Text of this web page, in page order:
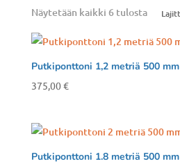
Näytetään kaikki 6 tulosta
Putkiponttoni 1,2 metriä 500 mm
375,00€
Putkiponttoni 1.8 metriä 500 mm